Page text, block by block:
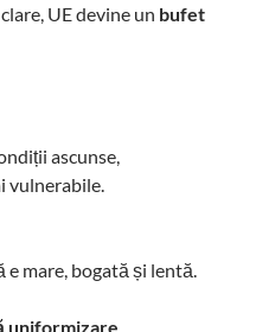
UE devine un bufet
ascunse,
vulnerabile.
e mare, bogată și lentă.
uniformizare